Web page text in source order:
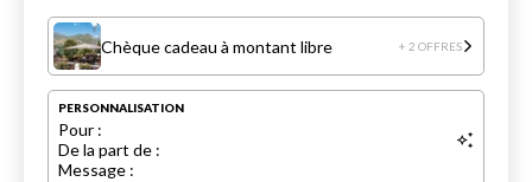
Chèque cadeau à montant libre + 2 OFFRES
PERSONNALISATION
Pour :
De la part de :
Message :